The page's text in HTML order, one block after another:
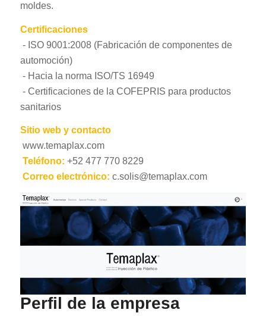
moldes.
Certificaciones
- ISO 9001:2008 (Fabricación de componentes de
automoción)
- Hacia la norma ISO/TS 16949
- Certificaciones de la COFEPRIS para productos
sanitarios
Sitio web y contacto
www.temaplax.com
Teléfono: +52 477 770 8229
Correo electrónico: c.solis@temaplax.com
Perfil de la empresa
SV
HU